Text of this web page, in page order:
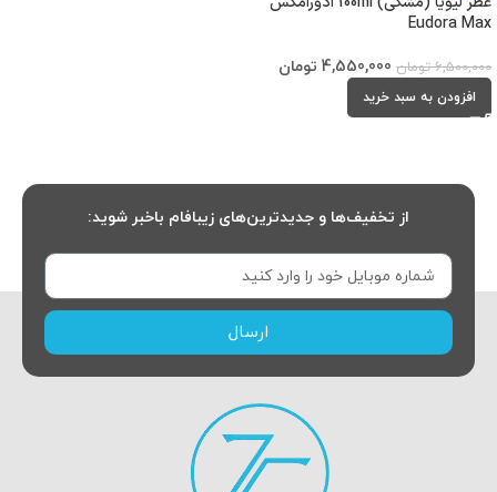
Eudora Max
6,500,000 تومان 4,550,000 تومان
افزودن به سبد خرید
از تخفیف‌ها و جدیدترین‌های زیبافام باخبر شوید:
ارسال